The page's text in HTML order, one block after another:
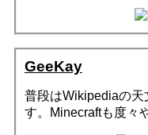
GeeKay
普段はWikipediaの天
す。Minecraftも度々